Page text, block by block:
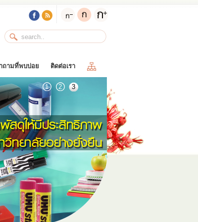
ถามที่พบบ่อย ติดต่อเรา
1 2 3